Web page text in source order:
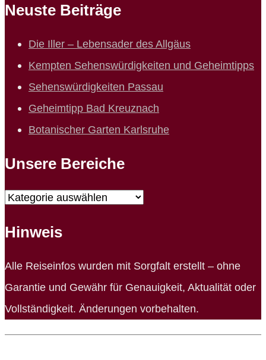
Neuste Beiträge
Die Iller – Lebensader des Allgäus
Kempten Sehenswürdigkeiten und Geheimtipps
Sehenswürdigkeiten Passau
Geheimtipp Bad Kreuznach
Botanischer Garten Karlsruhe
Unsere Bereiche
Unsere
Hinweis
Alle Reiseinfos wurden mit Sorgfalt erstellt – ohne
Garantie und Gewähr für Genauigkeit, Aktualität oder
Vollständigkeit. Änderungen vorbehalten.